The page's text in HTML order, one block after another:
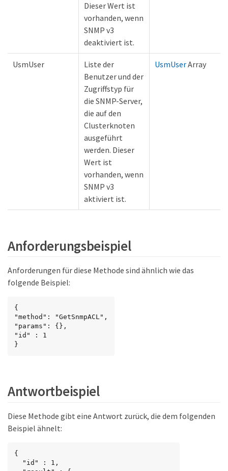
Dieser Wert ist
vorhanden, wenn
SNMP v3
deaktiviert ist.
UsmUser
Liste der
Benutzer und der
Zugriffstyp für
die SNMP-Server,
die auf den
Clusterknoten
ausgeführt
werden. Dieser
Wert ist
vorhanden, wenn
SNMP v3
aktiviert ist.
UsmUserArray
Anforderungsbeispiel
Anforderungen für diese Methode sind ähnlich wie das
folgende Beispiel:
{
"method": "GetSnmpACL",
"params": {},
"id" : 1
}
Antwortbeispiel
Diese Methode gibt eine Antwort zurück, die dem folgenden
Beispiel ähnelt:
{